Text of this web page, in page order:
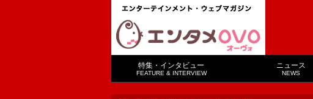
特集・インタビュー
FEATURE & INTERVIEW
ニュース
NEWS